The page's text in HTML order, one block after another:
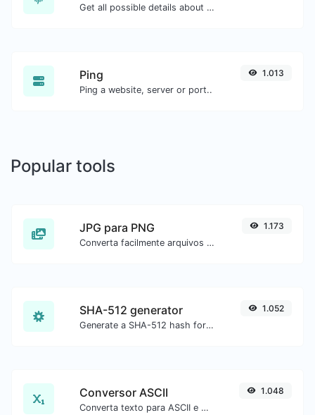
Get all possible details about a domain name.
Ping
Ping a website, server or port..
1.013
Popular tools
JPG para PNG
Converta facilmente arquivos de imagem JPG para PNG.
1.173
SHA-512 generator
Generate a SHA-512 hash for any string input.
1.052
Conversor ASCII
Converta texto para ASCII e o contrário para qualquer entrada de string.
1.048